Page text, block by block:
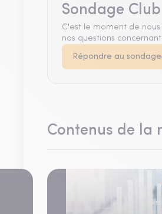
Sondage
C'est le moment de
nos questions
Répondre au sondage
Contenus de la